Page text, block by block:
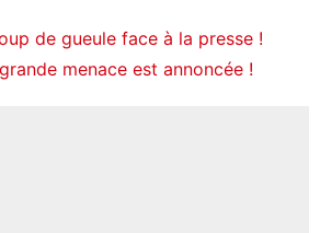
de gueule face à la presse !
menace est annoncée !